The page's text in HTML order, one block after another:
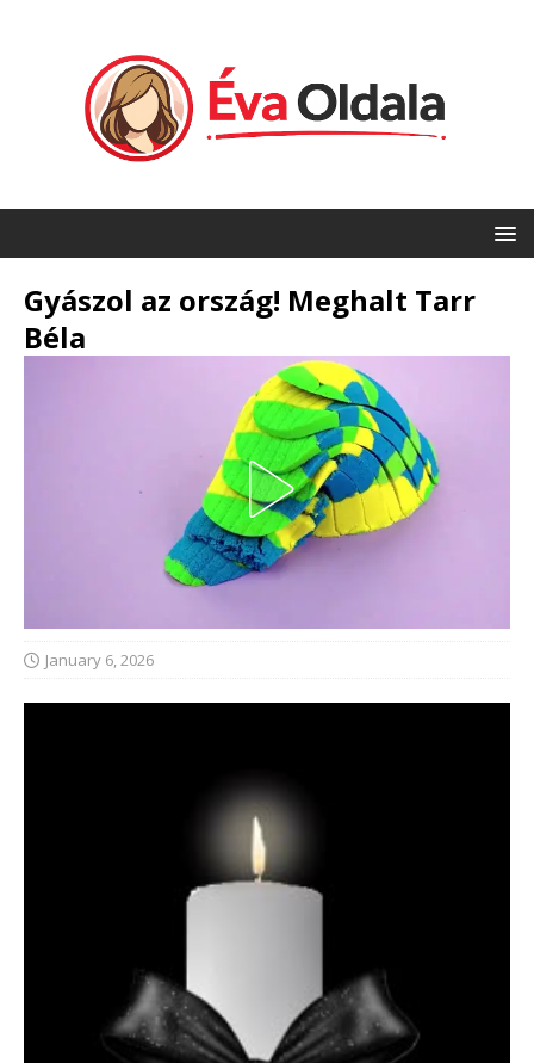
Gyászol az ország! Meghalt Tarr
Béla
January 6, 2026